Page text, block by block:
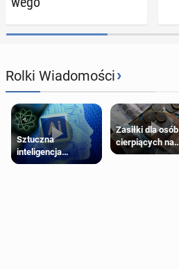
Rolki Wiadomości›
Sztuczna
inteligencja
próbowała oszukać
Zasiłki dla osób
cierpiących na
schorzenia